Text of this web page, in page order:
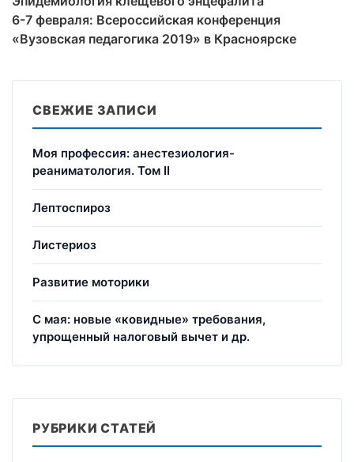
6-7 февраля: Всероссийская конференция
«Вузовская педагогика 2019» в Красноярске
СВЕЖИЕ ЗАПИСИ
Моя профессия: анестезиология-
реаниматология. Том II
Лептоспироз
Листериоз
Развитие моторики
С мая: новые «ковидные» требования,
упрощенный налоговый вычет и др.
РУБРИКИ СТАТЕЙ